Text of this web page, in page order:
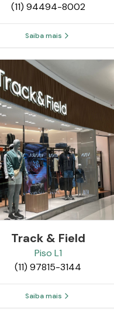
(11) 94494-8002
Saiba mais
Track & Field
Piso L1
(11) 97815-3144
Saiba mais